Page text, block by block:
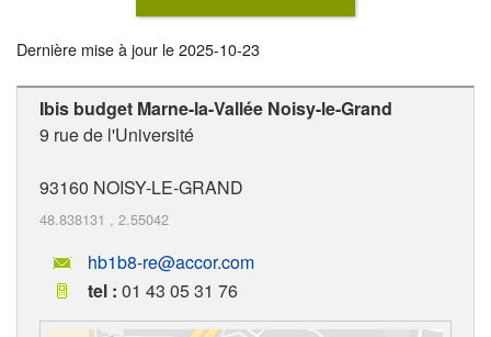
Dernière mise à jour le2025-10-23
Ibis budget Marne-la-Vallée Noisy-le-Grand
9 rue de l'Université
93160 NOISY-LE-GRAND
48.838131 , 2.55042
hb1b8-re@accor.com
tel : 01 43 05 31 76